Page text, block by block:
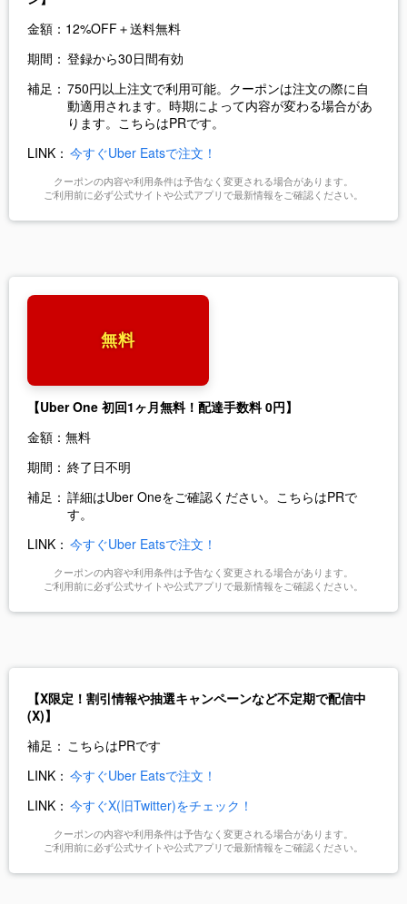
金額： 12%OFF＋送料無料
期間： 登録から30日間有効
補足： 750円以上注文で利用可能。クーポンは注文の際に自
動適用されます。時期によって内容が変わる場合があ
ります。こちらはPRです。
LINK： 今すぐUber Eatsで注文！
クーポンの内容や利用条件は予告なく変更される場合があります。
ご利用前に必ず公式サイトや公式アプリで最新情報をご確認ください。
無料
【Uber One 初回1ヶ月無料！配達手数料 0円】
金額： 無料
期間： 終了日不明
補足： 詳細はUber Oneをご確認ください。こちらはPRで
す。
LINK： 今すぐUber Eatsで注文！
クーポンの内容や利用条件は予告なく変更される場合があります。
ご利用前に必ず公式サイトや公式アプリで最新情報をご確認ください。
【X限定！割引情報や抽選キャンペーンなど不定期で配信中
(X)】
補足： こちらはPRです
LINK： 今すぐUber Eatsで注文！
LINK： 今すぐX(旧Twitter)をチェック！
クーポンの内容や利用条件は予告なく変更される場合があります。
ご利用前に必ず公式サイトや公式アプリで最新情報をご確認ください。